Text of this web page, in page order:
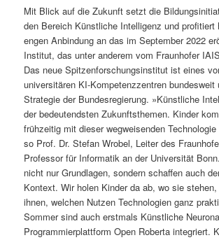
Mit Blick auf die Zukunft setzt die
den Bereich Künstliche Intelligenz und profitiert
engen Anbindung an das im September 2022
Institut, das unter anderem vom Fraunhofer
Das neue Spitzenforschungsinstitut ist eines
universitären KI-Kompetenzzentren bundesweit
Strategie der Bundesregierung. »Künstliche
der bedeutendsten Zukunftsthemen. Kinder
frühzeitig mit dieser wegweisenden
so Prof. Dr. Stefan Wrobel, Leiter des
Professor für Informatik an der Universität
nicht nur Grundlagen, sondern schaffen auch
Kontext. Wir holen Kinder da ab, wo sie
ihnen, welchen Nutzen Technologien ganz
Sommer sind auch erstmals Künstliche
Programmierplattform Open Roberta integriert.